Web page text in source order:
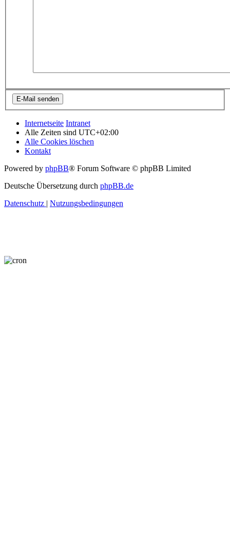
Internetseite Intranet
Alle Zeiten sind UTC+02:00
Alle Cookies löschen
Kontakt
Powered by phpBB® Forum Software © phpBB Limited
Deutsche Übersetzung durch phpBB.de
Datenschutz | Nutzungsbedingungen